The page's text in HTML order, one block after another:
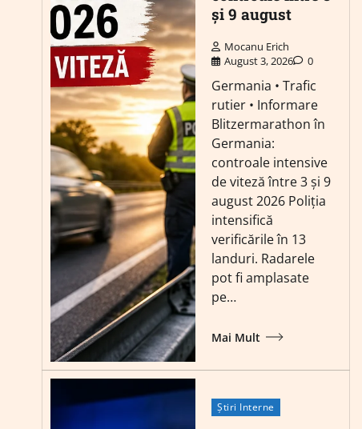
și 9 august
Mocanu Erich
August 3, 2026
0
Germania • Trafic
rutier • Informare
Blitzermarathon în
Germania:
controale intensive
de viteză între 3 și 9
august 2026 Poliția
intensifică
verificările în 13
landuri. Radarele
pot fi amplasate
pe…
Mai Mult
Știri Interne